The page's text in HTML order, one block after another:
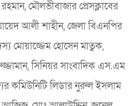
মৌলভীবাজার প্রেসক্লাবের
আলী শাহীন, জেলা বিএনপির
মোয়াজ্জেম হোসেন মাতুক,
সিনিয়র সাংবাদিক এস.এম
কমিউনিটি লিডার নুরুল ইসলাম